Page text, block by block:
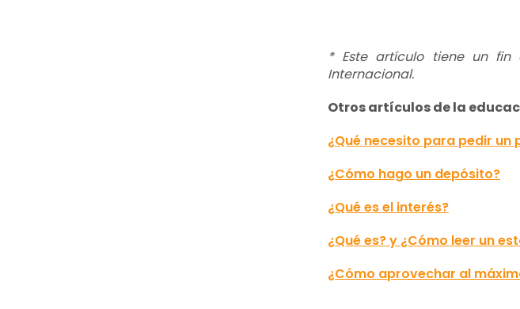
* Este artículo tiene un fin
Internacional.
Otros artículos de la
¿Qué necesito para pedir un
¿Cómo hago un depósito?
¿Qué es el interés?
¿Qué es? y ¿Cómo leer un
¿Cómo aprovechar al